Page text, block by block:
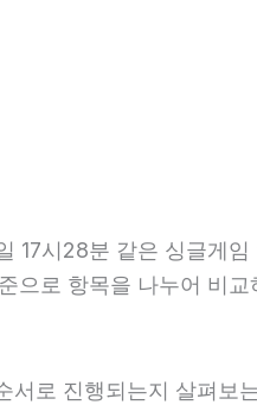
17시28분 같은 싱글게
으로 항목을 나누어 비교
로 진행되는지 살펴보